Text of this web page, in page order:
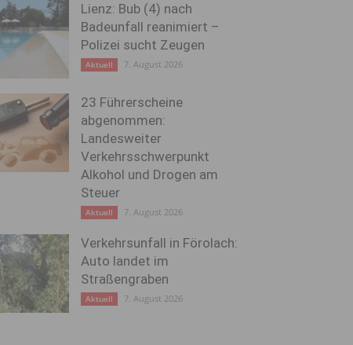
Lienz: Bub (4) nach
Badeunfall reanimiert –
Polizei sucht Zeugen
Aktuell 7. August 2026
23 Führerscheine
abgenommen:
Landesweiter
Verkehrsschwerpunkt
Alkohol und Drogen am
Steuer
Aktuell 7. August 2026
Verkehrsunfall in Förolach:
Auto landet im
Straßengraben
Aktuell 7. August 2026